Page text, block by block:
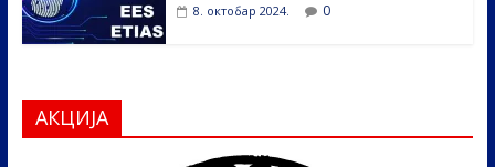
8. октобар 2024. 0
АКЦИЈА